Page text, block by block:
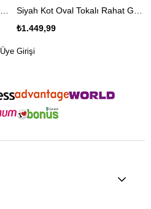
Siyah Kot Fiyonk Damla Tokalı Rahat Günlük Ayakkabı
Siyah Kot Oval Tokalı Rahat Günlük Ayakkabı
₺1.449,99
Üye Girişi